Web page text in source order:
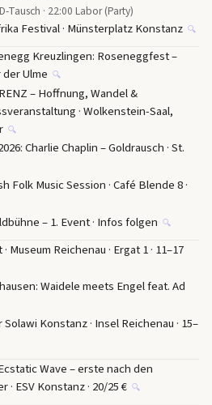
Tausch · 22:00 Labor (Party)
Festival · Münsterplatz Konstanz 🔍
Kreuzlingen: Roseneggfest –
Ulme 🔍
– Hoffnung, Wandel &
· Wolkenstein-Saal,
🔍
Charlie Chaplin – Goldrausch · St.
Folk Music Session · Café Blende 8 ·
– 1. Event · Infos folgen 🔍
Museum Reichenau · Ergat 1 · 11–17
Waidele meets Engel feat. Ad
Konstanz · Insel Reichenau · 15–
Wave – erste nach den
· ESV Konstanz · 20/25 € 🔍